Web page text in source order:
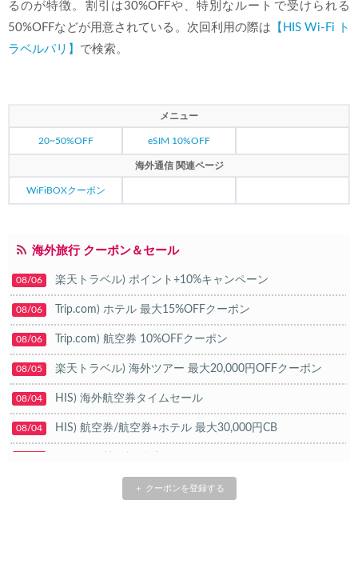
るのが特徴。割引は30%OFFや、特別なルートで受けられる
50%OFFなどが用意されている。次回利用の際は 【HIS Wi-Fi ト
ラベルパリ】 で検索。
メニュー
20~50%OFF eSIM 10%OFF
海外通信 関連ページ
WiFiBOXクーポン
海外旅行 クーポン＆セール
08/06 楽天トラベル) ポイント+10%キャンペーン
08/06 Trip.com) ホテル 最大15%OFFクーポン
08/06 Trip.com) 航空券 10%OFFクーポン
08/05 楽天トラベル) 海外ツアー 最大20,000円OFFクーポン
08/04 HIS) 海外航空券タイムセール
08/04 HIS) 航空券/航空券+ホテル 最大30,000円CB
Trip.com) 海外ホテル2%OFFクーポン TRIP1
＋ クーポンを登録する